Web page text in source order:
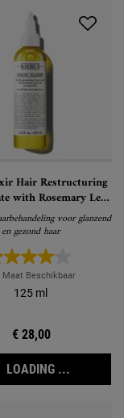
Hair Restructuring
with Rosemary Leaf
- Haarbehandeling
voor glanzend
en gezond haar
Maat Beschikbaar
125 ml
€ 28,00
LOADING ...